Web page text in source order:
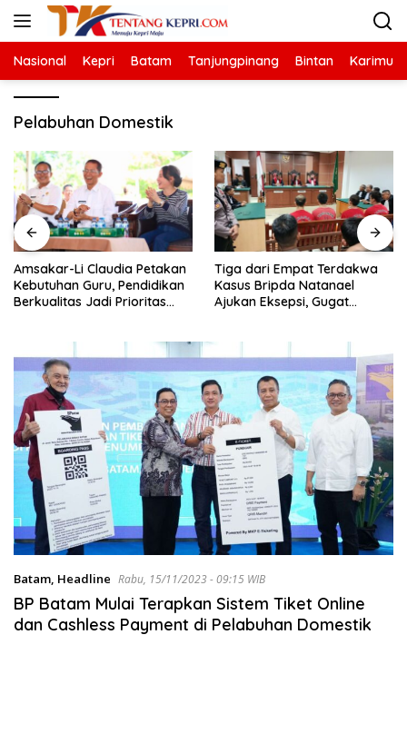
Langsung
Nasional Kepri Batam Tanjungpinang Bintan Karimun
Pelabuhan Domestik
Amsakar-Li Claudia Petakan
Kebutuhan Guru, Pendidikan
Berkualitas Jadi Prioritas
Tiga dari Empat Terdakwa
Kasus Bripda Natanael
Ajukan Eksepsi, Gugat
Batam, Headline Rabu, 15/11/2023 - 09:15 WIB
BP Batam Mulai Terapkan Sistem Tiket Online
dan Cashless Payment di Pelabuhan Domestik